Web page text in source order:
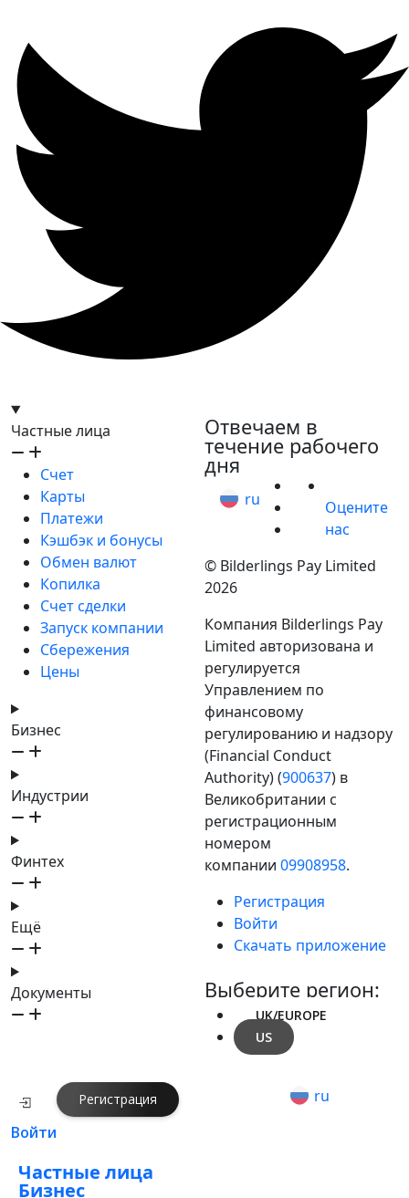
Частные лица
Счет
Карты
Платежи
Кэшбэк и бонусы
Обмен валют
Копилка
Счет сделки
Запуск компании
Сбережения
Цены
Бизнес
Индустрии
Финтех
Ещё
Документы
Отвечаем в
течение рабочего
дня
ru
Оцените
нас
© Bilderlings Pay Limited
2026
Компания Bilderlings Pay
Limited авторизована и
регулируется
Управлением по
финансовому
регулированию и надзору
(Financial Conduct
Authority) (900637) в
Великобритании с
регистрационным
номером
компании 09908958.
Регистрация
Войти
Скачать приложение
Выберите регион:
UK/EUROPE
US
Войти
Регистрация ru
Частные лица
Бизнес